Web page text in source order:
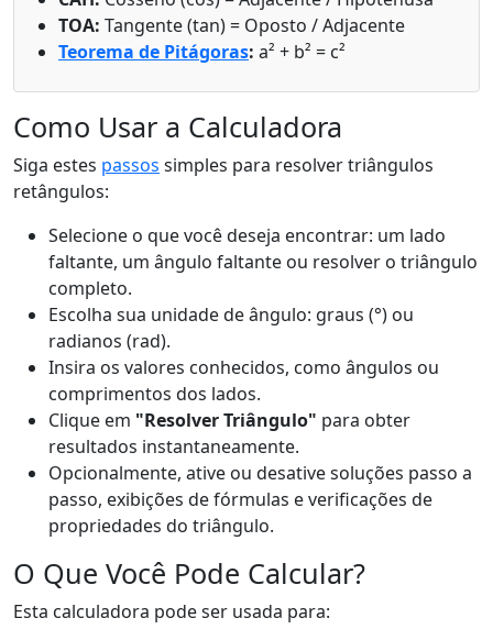
TOA: Tangente (tan) = Oposto / Adjacente
Teorema de Pitágoras: a² + b² = c²
Como Usar a Calculadora
Siga estes passos simples para resolver triângulos
retângulos:
Selecione o que você deseja encontrar: um lado
faltante, um ângulo faltante ou resolver o triângulo
completo.
Escolha sua unidade de ângulo: graus (°) ou
radianos (rad).
Insira os valores conhecidos, como ângulos ou
comprimentos dos lados.
Clique em "Resolver Triângulo" para obter
resultados instantaneamente.
Opcionalmente, ative ou desative soluções passo a
passo, exibições de fórmulas e verificações de
propriedades do triângulo.
O Que Você Pode Calcular?
Esta calculadora pode ser usada para: